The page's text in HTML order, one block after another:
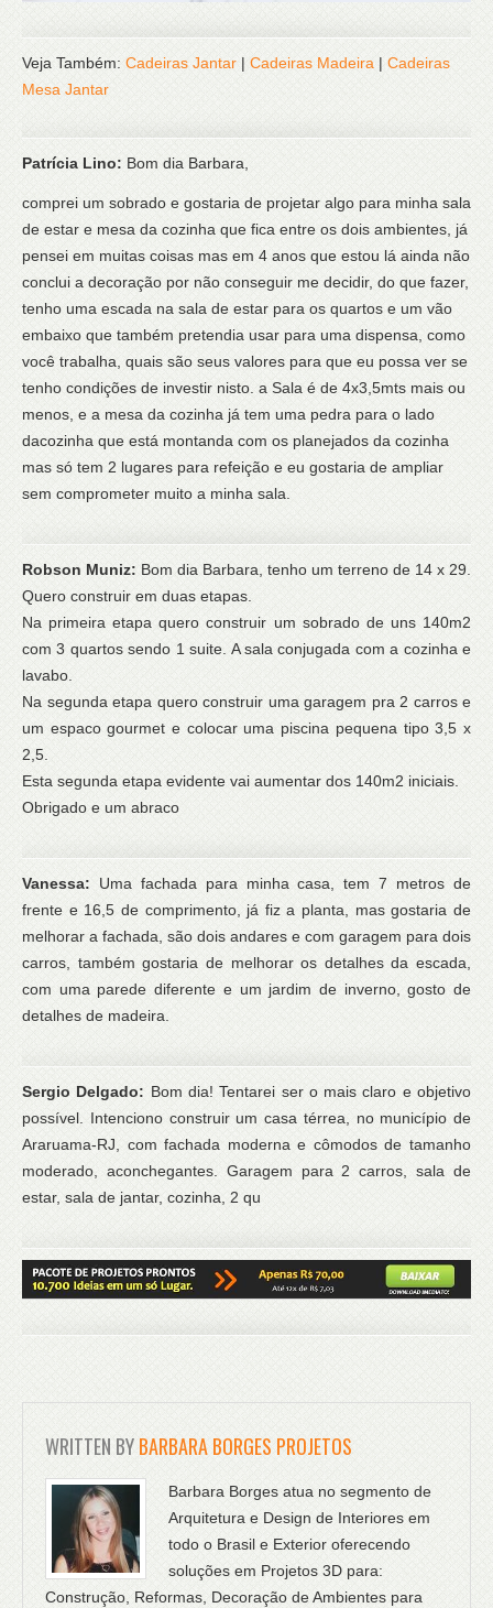
Veja Também: Cadeiras Jantar | Cadeiras Madeira | Cadeiras
Mesa Jantar
Patrícia Lino: Bom dia Barbara,
comprei um sobrado e gostaria de projetar algo para minha sala
de estar e mesa da cozinha que fica entre os dois ambientes, já
pensei em muitas coisas mas em 4 anos que estou lá ainda não
conclui a decoração por não conseguir me decidir, do que fazer,
tenho uma escada na sala de estar para os quartos e um vão
embaixo que também pretendia usar para uma dispensa, como
você trabalha, quais são seus valores para que eu possa ver se
tenho condições de investir nisto. a Sala é de 4x3,5mts mais ou
menos, e a mesa da cozinha já tem uma pedra para o lado
dacozinha que está montanda com os planejados da cozinha
mas só tem 2 lugares para refeição e eu gostaria de ampliar
sem comprometer muito a minha sala.
Robson Muniz: Bom dia Barbara, tenho um terreno de 14 x 29.
Quero construir em duas etapas.
Na primeira etapa quero construir um sobrado de uns 140m2
com 3 quartos sendo 1 suite. A sala conjugada com a cozinha e
lavabo.
Na segunda etapa quero construir uma garagem pra 2 carros e
um espaco gourmet e colocar uma piscina pequena tipo 3,5 x
2,5.
Esta segunda etapa evidente vai aumentar dos 140m2 iniciais.
Obrigado e um abraco
Vanessa: Uma fachada para minha casa, tem 7 metros de
frente e 16,5 de comprimento, já fiz a planta, mas gostaria de
melhorar a fachada, são dois andares e com garagem para dois
carros, também gostaria de melhorar os detalhes da escada,
com uma parede diferente e um jardim de inverno, gosto de
detalhes de madeira.
Sergio Delgado: Bom dia! Tentarei ser o mais claro e objetivo
possível. Intenciono construir um casa térrea, no município de
Araruama-RJ, com fachada moderna e cômodos de tamanho
moderado, aconchegantes. Garagem para 2 carros, sala de
estar, sala de jantar, cozinha, 2 qu
WRITTEN BYBARBARA BORGES PROJETOS
Barbara Borges atua no segmento de
Arquitetura e Design de Interiores em
todo o Brasil e Exterior oferecendo
soluções em Projetos 3D para:
Construção, Reformas, Decoração de Ambientes para